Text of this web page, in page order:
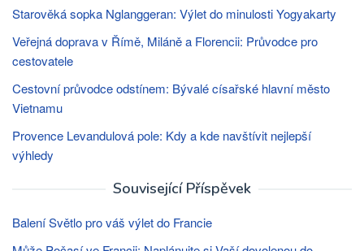
Starověká sopka Nglanggeran: Výlet do minulosti Yogyakarty
Veřejná doprava v Římě, Miláně a Florencii: Průvodce pro
cestovatele
Cestovní průvodce odstínem: Bývalé císařské hlavní město
Vietnamu
Provence Levandulová pole: Kdy a kde navštívit nejlepší
výhledy
Související Příspěvek
Balení Světlo pro váš výlet do Francie